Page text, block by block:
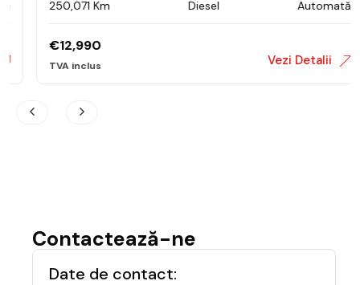
250,071 Km Diesel Automată
12,990
Vezi Detalii
Contactează-ne
Date de contact: